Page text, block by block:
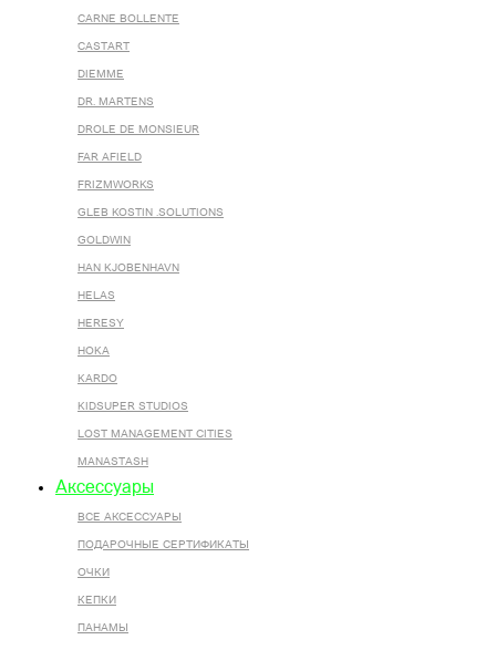
CARNE BOLLENTE
CASTART
DIEMME
DR. MARTENS
DROLE DE MONSIEUR
FAR AFIELD
FRIZMWORKS
GLEB KOSTIN .SOLUTIONS
GOLDWIN
HAN KJOBENHAVN
HELAS
HERESY
HOKA
KARDO
KIDSUPER STUDIOS
LOST MANAGEMENT CITIES
MANASTASH
Аксессуары
ВСЕ AКСЕССУАРЫ
ПОДАРОЧНЫЕ СЕРТИФИКАТЫ
ОЧКИ
КЕПКИ
ПАНАМЫ